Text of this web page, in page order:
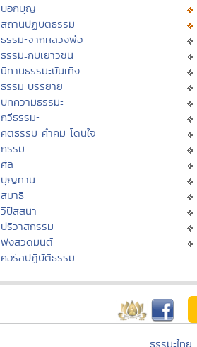
บอกบุญ
สถานปฏิบัติธรรม
ธรรมะจากหลวงพ่อ
ธรรมะกับเยาวชน
นิทานธรรมะบันเทิง
ธรรมะบรรยาย
บทความธรรมะ
กวีธรรมะ
คติธรรม คำคม โดนใจ
กรรม
ศีล
บุญทาน
สมาธิ
วิปัสสนา
ปริวาสกรรม
ฟังสวดมนต์
คอร์สปฏิบัติธรรม